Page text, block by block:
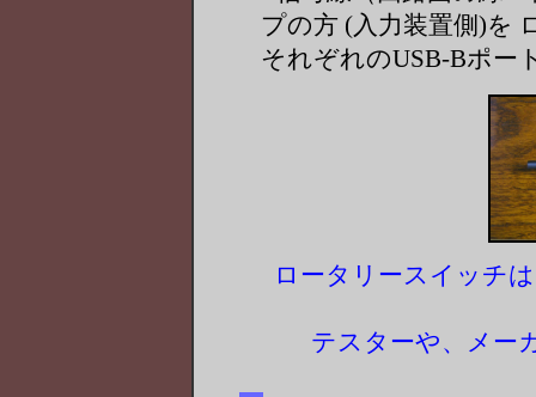
プの方 (入力装置側)を
それぞれのUSB-Bポー
ロータリースイッチ
テスターや、メー